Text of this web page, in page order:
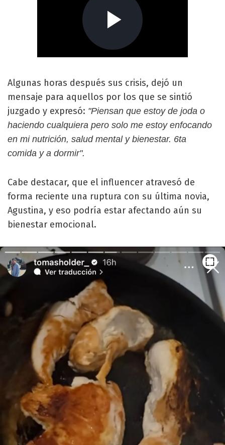
Algunas horas después sus crisis, dejó un
mensaje para aquellos por los que se sintió
juzgado y expresó: "Piensan que estoy de joda o
haciendo cualquiera pero solo me estoy enfocando
en mi nutrición, salud mental y bienestar. 6ta
comida y a dormir".
Cabe destacar, que el influencer atravesó de
forma reciente una ruptura con su última novia,
Agustina, y eso podría estar afectando aún su
bienestar emocional.